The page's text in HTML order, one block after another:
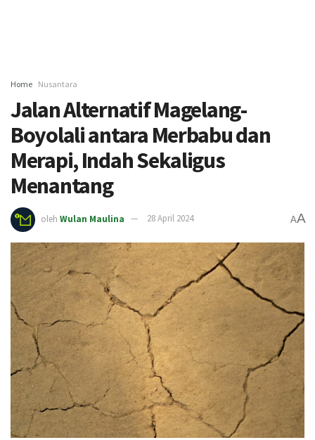
Home Nusantara
Jalan Alternatif Magelang-
Boyolali antara Merbabu dan
Merapi, Indah Sekaligus
Menantang
oleh Wulan Maulina 28 April 2024 AA